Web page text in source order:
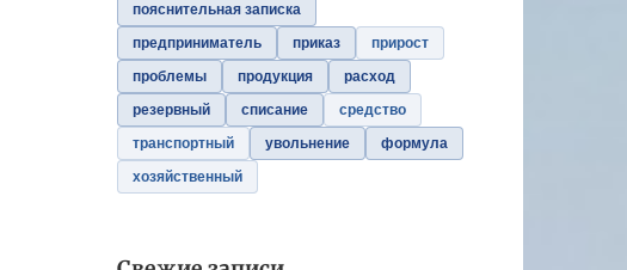
пояснительная записка
предприниматель
приказ
прирост
проблемы
продукция
расход
резервный
списание
средство
транспортный
увольнение
формула
хозяйственный